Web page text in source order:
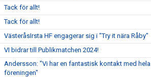
Tack för allt!
Tack för allt!
VästeråsIrsta HF engagerar sig i "Try it nära Råby"
VI bidrar till Publikmatchen 2024!
Andersson: "Vi har en fantastisk kontakt med hela
föreningen"